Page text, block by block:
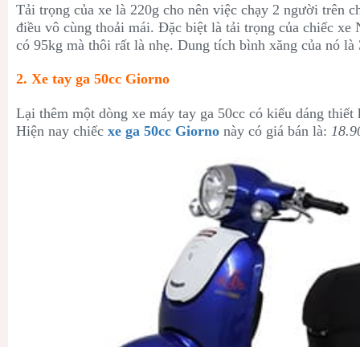
Tải trọng của xe là 220g cho nên việc chạy 2 người trên
điều vô cùng thoải mái. Đặc biệt là tải trọng của chiếc xe
có 95kg mà thôi rất là nhẹ. Dung tích bình xăng của nó
2. Xe tay ga 50cc Giorno
Lại thêm một dòng xe máy tay ga 50cc có kiểu dáng
Hiện nay chiếc xe ga 50cc Giorno này có giá bán là: